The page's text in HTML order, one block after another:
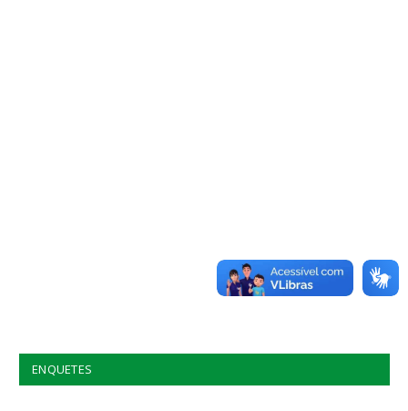
ENQUETES